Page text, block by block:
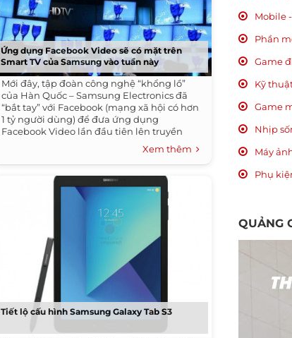
Ứng dụng Facebook Video sẽ có mặt trên
Smart TV của Samsung vào tuần này
Mới đây, tập đoàn công nghệ “khổng lồ”
của Hàn Quốc – Samsung Electronics đã
“bắt tay” với Facebook (mạng xã hội có hơn
1 tỷ người dùng) để đưa ứng dụng
Facebook Video lần đầu tiên lên truyền
Xem thêm
Tiết lộ cấu hình Samsung Galaxy Tab S3
Mobile
Phần
Game
Kỹ
Game
Nhịp
Máy
Phụ
QUẢNG